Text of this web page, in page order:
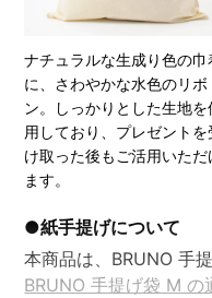
ナチュラルな生成り色の巾
に、さわやかな水色のリボ
ン。しっかりとした生地を
用しており、プレゼントを
け取った後もご活用いただ
ます。
●紙手提げについて
本商品は、BRUNO 手
BRUNO 手提げ袋 M